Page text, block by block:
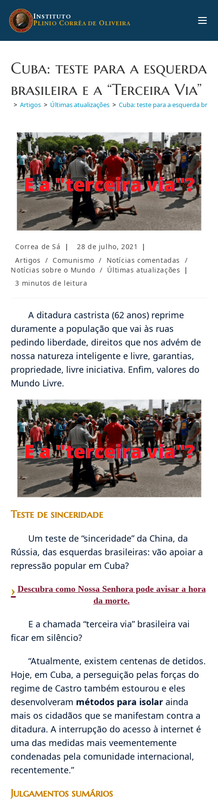
para
INSTITUTO
PLINIO CORRÊA DE OLIVEIRA
Cuba: teste para a esquerda
brasileira e a “Terceira Via”
> Artigos > Últimas atualizações > Cuba: teste para a esquerda
Autor
post:
Correa de Sá
Post
publicado:
28 de julho, 2021
Categoria
do
Artigos / Comunismo / Notícias comentadas
/
Notícias sobre o Mundo / Últimas atualizações
Tempo
3 minutos de leitura
A ditadura castrista (62 anos) reprime
duramente a população que vai às ruas
pedindo liberdade, direitos que nos advém de
nossa natureza inteligente e livre, garantias,
propriedade, livre iniciativa. Enfim, valores do
Mundo Livre.
Teste de sinceridade
Um teste de “sinceridade” da China, da
Rússia, das esquerdas brasileiras: vão apoiar a
repressão popular em Cuba?
› Descubra como Nossa Senhora pode avisar a hora
da morte.
E a chamada “terceira via” brasileira vai
ficar em silêncio?
“Atualmente, existem centenas de detidos.
Hoje, em Cuba, a perseguição pelas forças do
regime de Castro também estourou e eles
desenvolveram métodos para isolar ainda
mais os cidadãos que se manifestam contra a
ditadura. A interrupção do acesso à internet é
uma das medidas mais veementemente
condenadas pela comunidade internacional,
recentemente.”
Julgamentos sumários